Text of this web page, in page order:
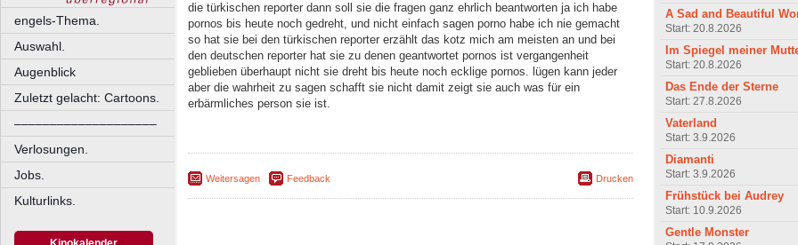
engels-Thema.
Auswahl.
Augenblick
Zuletzt gelacht: Cartoons.
––––––––––––––––––––
Verlosungen.
Jobs.
Kulturlinks.
die türkischen reporter dann soll sie die fragen ganz ehrlich beantworten ja ich habe
pornos bis heute noch gedreht, und nicht einfach sagen porno habe ich nie gemacht
so hat sie bei den türkischen reporter erzählt das kotz mich am meisten an und bei
den deutschen reporter hat sie zu denen geantwortet pornos ist vergangenheit
geblieben überhaupt nicht sie dreht bis heute noch ecklige pornos. lügen kann jeder
aber die wahrheit zu sagen schafft sie nicht damit zeigt sie auch was für ein
erbärmliches person sie ist.
Weitersagen Feedback Drucken
A Sad and Beautiful
Start: 20.8.2026
Im Spiegel meiner
Start: 20.8.2026
Das Ende der Sterne
Start: 27.8.2026
Vaterland
Start: 3.9.2026
Diamanti
Start: 3.9.2026
Frühstück bei Audrey
Start: 10.9.2026
Gentle Monster